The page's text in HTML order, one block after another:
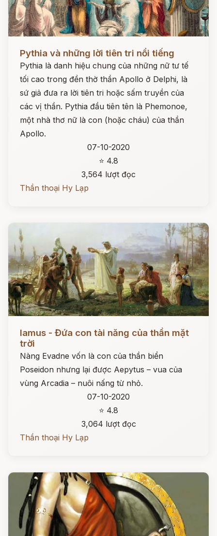
Pythia và những lời tiên tri nổi tiếng
Pythia là danh hiệu chung của những nữ tư tế
tối cao trong đền thờ thần Apollo ở Delphi, là
sứ giả đưa ra lời tiên tri hoặc sấm truyền của
các vị thần. Pythia đầu tiên tên là Phemonoe,
một nhà thơ nữ là con (hoặc cháu) của thần
Apollo.
07-10-2020
⭐ 4.8
3,564 lượt đọc
Thần thoại Hy Lạp
Iamus - Đứa con tài năng của thần mặt
trời
Nàng Evadne vốn là con của thần biển
Poseidon nhưng lại được Aepytus – vua của
vùng Arcadia – nuôi nấng từ nhỏ.
07-10-2020
⭐ 4.8
3,064 lượt đọc
Thần thoại Hy Lạp